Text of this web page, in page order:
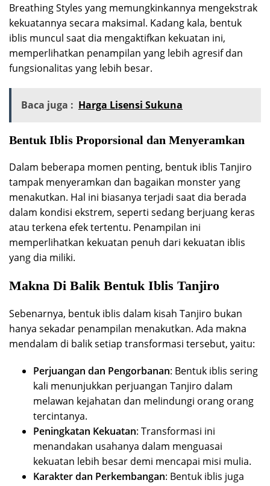
Breathing Styles yang memungkinkannya mengekstrak
kekuatannya secara maksimal. Kadang kala, bentuk
iblis muncul saat dia mengaktifkan kekuatan ini,
memperlihatkan penampilan yang lebih agresif dan
fungsionalitas yang lebih besar.
Baca juga : Harga Lisensi Sukuna
Bentuk Iblis Proporsional dan Menyeramkan
Dalam beberapa momen penting, bentuk iblis Tanjiro
tampak menyeramkan dan bagaikan monster yang
menakutkan. Hal ini biasanya terjadi saat dia berada
dalam kondisi ekstrem, seperti sedang berjuang keras
atau terkena efek tertentu. Penampilan ini
memperlihatkan kekuatan penuh dari kekuatan iblis
yang dia miliki.
Makna Di Balik Bentuk Iblis Tanjiro
Sebenarnya, bentuk iblis dalam kisah Tanjiro bukan
hanya sekadar penampilan menakutkan. Ada makna
mendalam di balik setiap transformasi tersebut, yaitu:
Perjuangan dan Pengorbanan: Bentuk iblis sering
kali menunjukkan perjuangan Tanjiro dalam
melawan kejahatan dan melindungi orang orang
tercintanya.
Peningkatan Kekuatan: Transformasi ini
menandakan usahanya dalam menguasai
kekuatan lebih besar demi mencapai misi mulia.
Karakter dan Perkembangan: Bentuk iblis juga